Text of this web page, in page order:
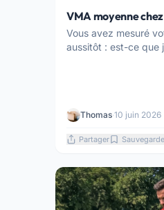
VMA moyenne
Vous avez mesuré
aussitôt : est-ce que
Thomas·10 juin 2026
Partager